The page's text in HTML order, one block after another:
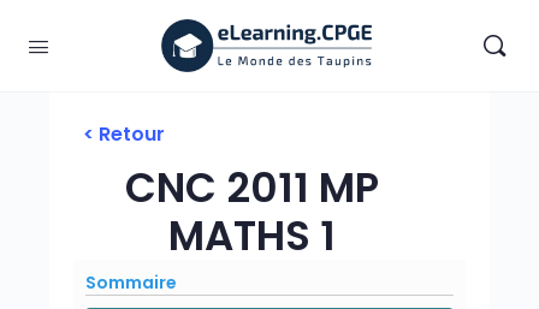
< Retour
CNC 2011 MP
MATHS 1
Sommaire